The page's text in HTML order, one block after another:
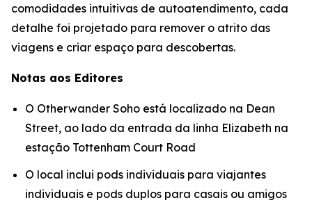
comodidades intuitivas de autoatendimento, cada
detalhe foi projetado para remover o atrito das
viagens e criar espaço para descobertas.
Notas aos Editores
O Otherwander Soho está localizado na Dean
Street, ao lado da entrada da linha Elizabeth na
estação Tottenham Court Road
O local inclui pods individuais para viajantes
individuais e pods duplos para casais ou amigos